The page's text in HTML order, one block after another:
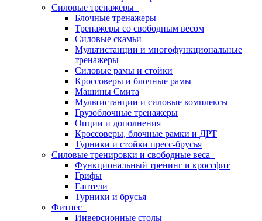
Силовые тренажеры
Блочные тренажеры
Тренажеры со свободным весом
Силовые скамьи
Мультистанции и многофункциональные
тренажеры
Силовые рамы и стойки
Кроссоверы и блочные рамы
Машины Смита
Мультистанции и силовые комплексы
Грузоблочные тренажеры
Опции и дополнения
Кроссоверы, блочные рамки и ДРТ
Турники и стойки пресс-брусья
Силовые тренировки и свободные веса
Функциональный тренинг и кроссфит
Грифы
Гантели
Турники и брусья
Фитнес
Инверсионные столы